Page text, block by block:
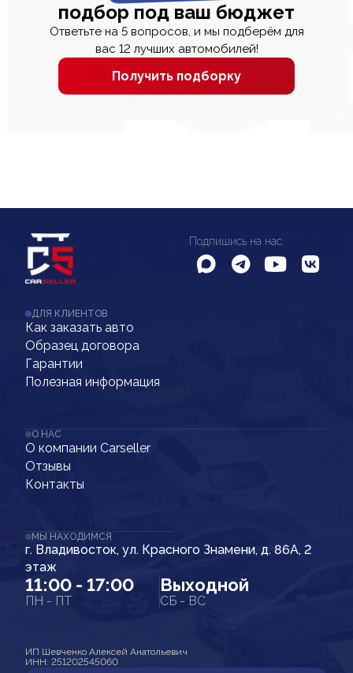
подбор под ваш бюджет
Ответьте на 5 вопросов, и мы подберём для
вас 12 лучших автомобилей!
Получить подборку
Подпишись на нас
ДЛЯ КЛИЕНТОВ
Как заказать авто
Образец договора
Гарантии
Полезная информация
О НАС
О компании Carseller
Отзывы
Контакты
МЫ НАХОДИМСЯ
г. Владивосток, ул. Красного Знамени, д. 86А, 2
этаж
11:00 - 17:00
ПН - ПТ
Выходной
СБ - ВС
ИП Шевченко Алексей Анатольевич
ИНН: 251202545060